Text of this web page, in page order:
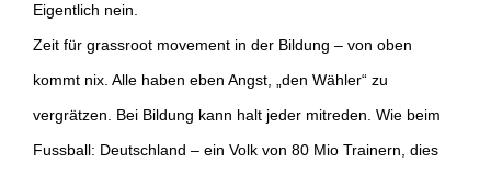
Eigentlich nein.
Zeit für grassroot movement in der Bildung – von oben
kommt nix. Alle haben eben Angst, „den Wähler“ zu
vergrätzen. Bei Bildung kann halt jeder mitreden. Wie beim
Fussball: Deutschland – ein Volk von 80 Mio Trainern, dies